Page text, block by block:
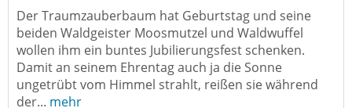
Der Traumzauberbaum hat Geburtstag und seine
beiden Waldgeister Moosmutzel und Waldwuffel
wollen ihm ein buntes Jubilierungsfest schenken.
Damit an seinem Ehrentag auch ja die Sonne
ungetrübt vom Himmel strahlt, reißen sie während
der... mehr